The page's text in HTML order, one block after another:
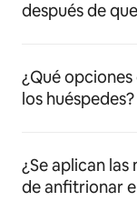
después de
¿Qué
los huéspedes?
¿Se aplican
de anfitrionar